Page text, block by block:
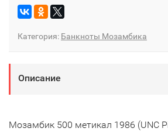
Категория: Банкноты Мозамбика
Описание
Мозамбик 500 метикал 1986 (UNC